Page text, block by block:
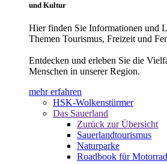
und Kultur
Hier finden Sie Informationen und
Themen Tourismus, Freizeit und
Entdecken und erleben Sie die
Menschen in unserer Region.
mehr erfahren
HSK-Wolkenstürmer
Das Sauerland
Zurück zur Übersicht
Sauerlandtourismus
Naturparke
Roadbook für